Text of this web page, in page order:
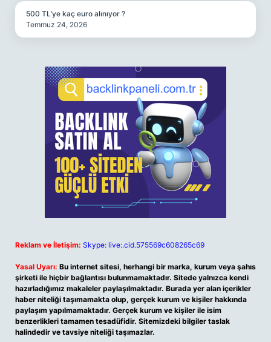
500 TL’ye kaç euro alınıyor ?
Temmuz 24, 2026
Reklam ve İletişim: Skype: live:.cid.575569c608265c69
Yasal Uyarı: Bu internet sitesi, herhangi bir marka, kurum veya şahıs
şirketi ile hiçbir bağlantısı bulunmamaktadır. Sitede yalnızca kendi
hazırladığımız makaleler paylaşılmaktadır. Burada yer alan içerikler
haber niteliği taşımamakta olup, gerçek kurum ve kişiler hakkında
paylaşım yapılmamaktadır. Gerçek kurum ve kişiler ile isim
benzerlikleri tamamen tesadüfidir. Sitemizdeki bilgiler taslak
halindedir ve tavsiye niteliği taşımazlar.